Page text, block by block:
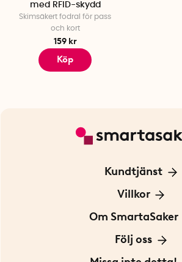
med RFID-skydd
Skimsäkert fodral för pass
och kort
159 kr
Köp
Kundtjänst
Kontakta oss
För Företag
Villkor
Frakt och leverans
Personuppgiftspolicy
Om SmartaSaker
Om oss
Vår historia
Följ oss
Blogg: Smarta tips